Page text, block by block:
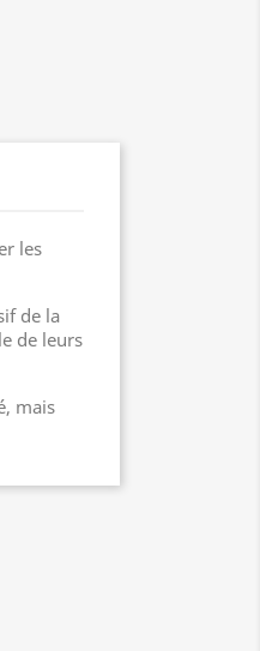
les
de la
de leurs
mais